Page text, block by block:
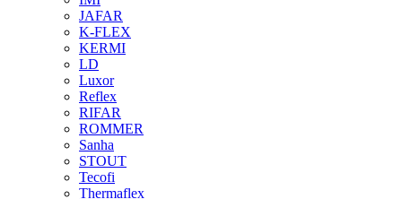
JAFAR
K-FLEX
KERMI
LD
Luxor
Reflex
RIFAR
ROMMER
Sanha
STOUT
Tecofi
Thermaflex